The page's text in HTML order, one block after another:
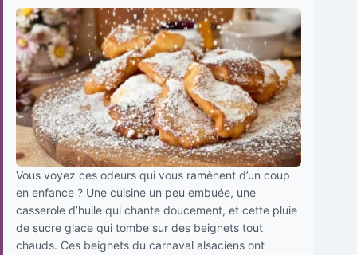
Vous voyez ces odeurs qui vous ramènent d’un coup
en enfance ? Une cuisine un peu embuée, une
casserole d’huile qui chante doucement, et cette pluie
de sucre glace qui tombe sur des beignets tout
chauds. Ces beignets du carnaval alsaciens ont